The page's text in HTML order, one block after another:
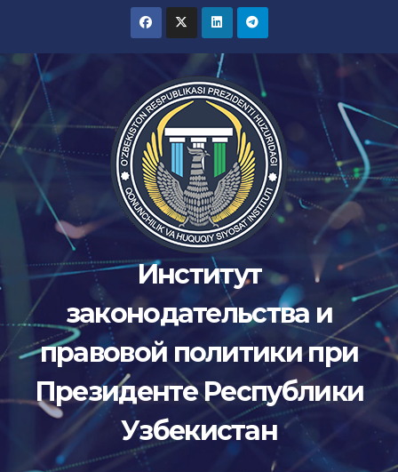
содержимому
Институт
законодательства и
правовой политики при
Президенте Республики
Узбекистан